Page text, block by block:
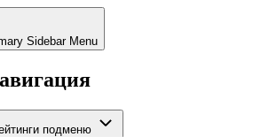
Sidebar Menu
подменю